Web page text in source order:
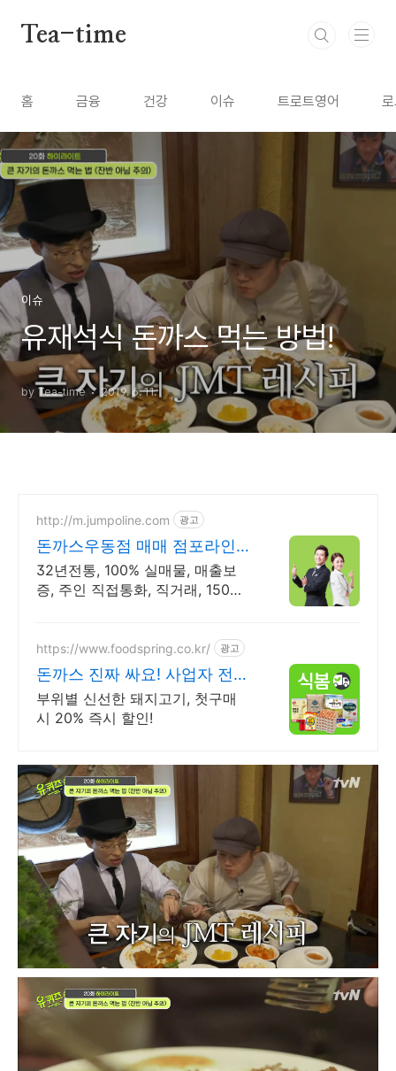
Tea-time
홈 금융 건강 이슈 트로트영어
이슈
유재석식 돈까스 먹는 방법!
by Tea-time 2019. 6. 11.
http://m.jumpoline.com 광고
돈까스우동점 매매 점포라인
빠른 직거래 & 안전중개거래
32년전통, 100% 실매물, 매출보
증, 주인 직접통화, 직거래, 150명
https://www.foodspring.co.kr/ 광고
돈까스 진짜 싸요! 사업자 전용
특가
부위별 신선한 돼지고기, 첫구매
시 20% 즉시 할인!